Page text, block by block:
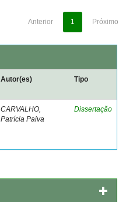
Anterior 1 Próximo
Autor(es) Tipo
CARVALHO,
Patrícia Paiva
Dissertação